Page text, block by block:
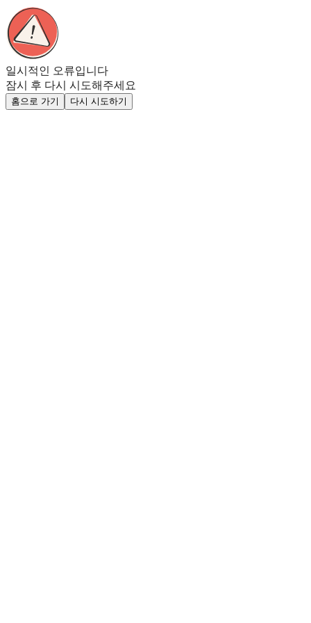
일시적인 오류입니다
잠시 후 다시 시도해주세요
홈으로 가기 다시 시도하기